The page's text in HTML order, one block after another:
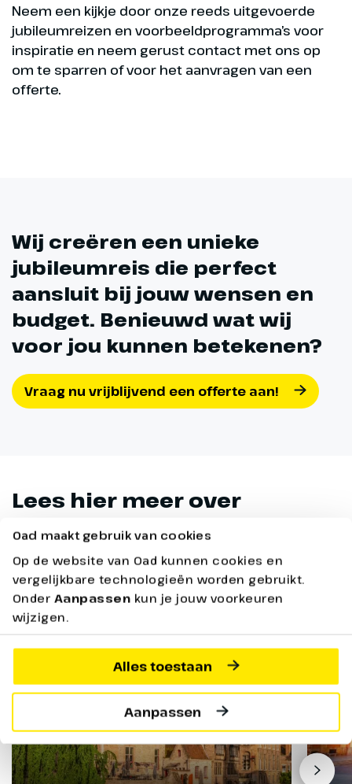
Oad maakt gebruik van cookies
Op de website van Oad kunnen cookies en
vergelijkbare technologieën worden gebruikt.
Onder Aanpassen kun je jouw voorkeuren
wijzigen.
Alles toestaan
Aanpassen
Neem een kijkje door onze reeds uitgevoerde
jubileumreizen en voorbeeldprogramma’s voor
inspiratie en neem gerust contact met ons op
om te sparren of voor het aanvragen van een
offerte.
Wij creëren een unieke
jubileumreis die perfect
aansluit bij jouw wensen en
budget. Benieuwd wat wij
voor jou kunnen betekenen?
Vraag nu vrijblijvend een offerte aan!
Lees hier meer over
onze uitgevoerde reizen